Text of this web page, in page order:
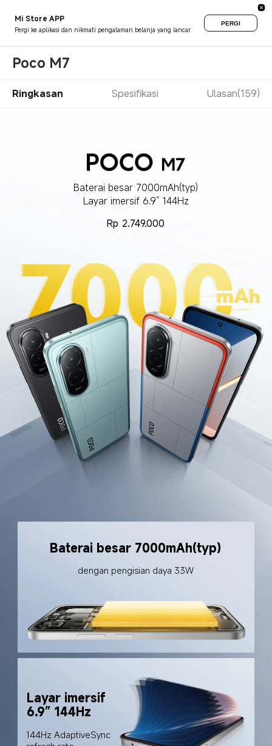
Mi Store APP
Pergi ke aplikasi dan nikmati pengalaman belanja yang lancar.
PERGI
Poco M7
Ringkasan Spesifikasi Ulasan(159)
Baterai besar 7000mAh(typ)
Layar imersif 6.9” 144Hz
Rp 2.749.000
Baterai besar 7000mAh(typ)
dengan pengisian daya 33W
Layar imersif
6.9” 144Hz
144Hz AdaptiveSync